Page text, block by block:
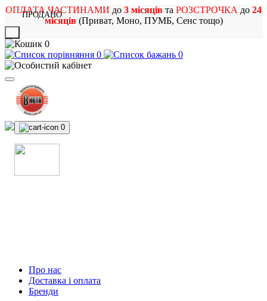
ОПЛАТА ЧАСТИНАМИ до 3 місяців та РОЗСТРОЧКА до 24
місяців(Приват, Моно, ПУМБ, Сенс тощо)
0
0
0
0
Про нас
Доставка і оплата
Бренди
ПРОДАНО